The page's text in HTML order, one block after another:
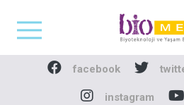
Biomedya -
facebook
instagram